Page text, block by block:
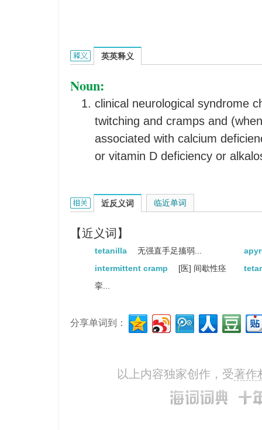
intermittent tetanus的英文翻译是什么意思，词典
英英释义
Noun:
clinical neurological syndrome
twitching and cramps and
associated with calcium
or vitamin D deficiency or
intermittent tetanus的相关资料：
近反义词
【近义词】
tetanilla 无强直手足搐弱...
intermittent cramp
[医] 间歇性痉
挛...
临近单词
分享单词到：
以上内容独家创作，受著作